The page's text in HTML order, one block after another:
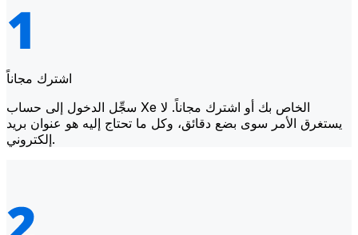
اشترك مجاناً
سجِّل الدخول إلى حساب Xe الخاص بك أو اشترك مجاناً. لا
يستغرق الأمر سوى بضع دقائق، وكل ما تحتاج إليه هو عنوان بريد
إلكتروني.